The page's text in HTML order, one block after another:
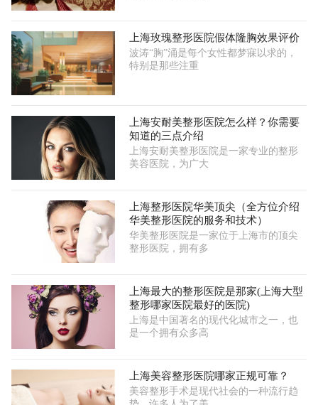
上海玫瑰整形医院假体隆胸效果评价
波涛“胸”涌是每个女性都梦寐以求的，
特别是那些注重
上海安耐美整形医院怎么样？你需要
知道的三点介绍
上海安耐美整形医院是一家专业的整形
美容医院，为广大
上海整形医院华美顶尖（全方位介绍
华美整形医院的服务和技术）
华美整形医院是一家位于上海市的顶尖
整形医院，拥有多
上海最大的整形医院是那家(上海大型
整形哪家医院最好的医院)
上海是中国著名的现代化城市之一，也
是一个拥有众多高
上海美容整形医院哪家正规可靠？
美容整形手术是现代社会的一种流行趋